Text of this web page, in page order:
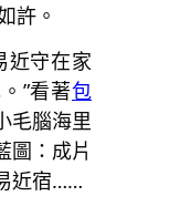
許。
守在家
”看著包
毛腦海里
圖：成片
近宿……